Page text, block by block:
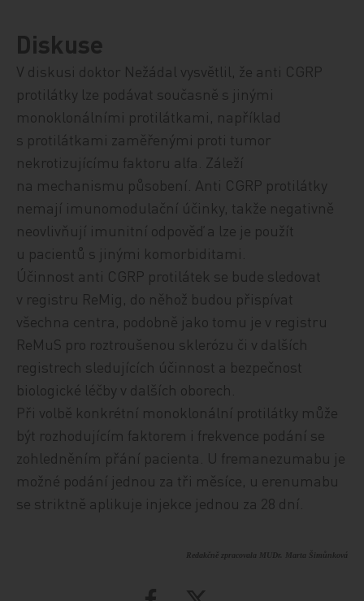
Diskuse
V diskusi doktor Nežádal vysvětlil, že anti CGRP
protilátky lze podávat současně s jinými
monoklonálními protilátkami, například
s protilátkami zaměřenými proti tumor
nekrotizujícímu faktoru alfa. Záleží
na mechanismu působení. Anti CGRP protilátky
nemají imunomodulační účinky, takže negativně
neovlivňují imunitní odpověď a lze je použít
u pacientů s jinými komorbiditami.
Účinnost anti CGRP protilátek se bude sledovat
v registru ReMig, do něhož budou přispívat
všechna centra, podobně jako tomu je v registru
ReMuS pro roztroušenou sklerózu či v dalších
registrech sledujících účinnost a bezpečnost
biologické léčby v dalších oborech.
Při volbě konkrétní monoklonální protilátky může
být rozhodujícím faktorem i frekvence podání se
zohledněním přání pacienta. U fremanezumabu je
možné podání jednou za tři měsíce, u erenumabu
se striktně aplikuje injekce jednou za 28 dní.
Redakčně zpracovala MUDr. Marta Šimůnková